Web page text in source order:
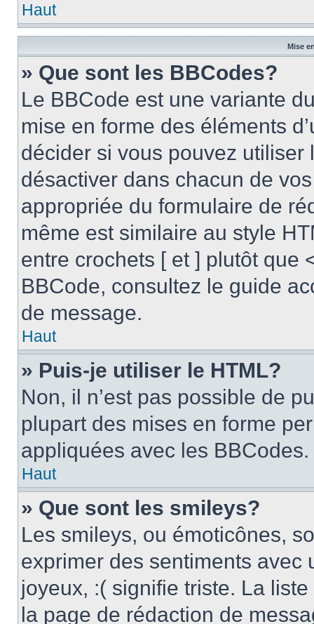
Haut
Mise
» Que sont les BBCodes?
Le BBCode est une variante
mise en forme des éléments
décider si vous pouvez
désactiver dans chacun de
appropriée du formulaire de
même est similaire au style
entre crochets [ et ] plutôt que
BBCode, consultez le guide
de message.
Haut
» Puis-je utiliser le HTML?
Non, il n’est pas possible de
plupart des mises en forme
appliquées avec les BBCodes.
Haut
» Que sont les smileys?
Les smileys, ou émoticônes,
exprimer des sentiments avec
joyeux, :( signifie triste. La
la page de rédaction de